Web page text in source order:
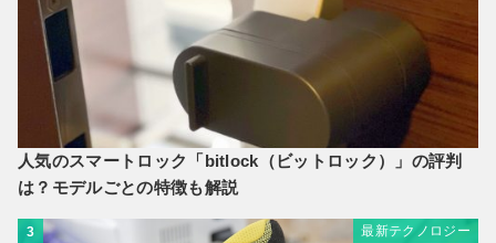
人気のスマートロック「bitlock（ビットロック）」の評判
は？モデルごとの特徴も解説
3 最新テクノロジー